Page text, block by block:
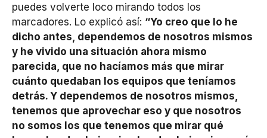
puedes volverte loco mirando todos los
marcadores. Lo explicó así: “Yo creo que lo he
dicho antes, dependemos de nosotros mismos
y he vivido una situación ahora mismo
parecida, que no hacíamos más que mirar
cuánto quedaban los equipos que teníamos
detrás. Y dependemos de nosotros mismos,
tenemos que aprovechar eso y que nosotros
no somos los que tenemos que mirar qué